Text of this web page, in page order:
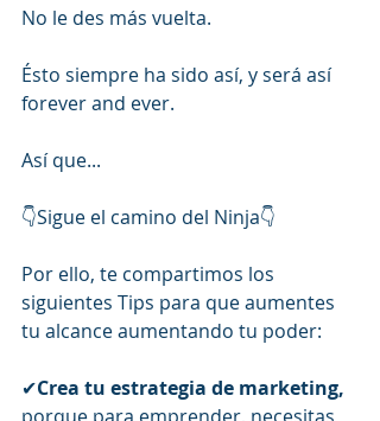
No le des más vuelta.
Ésto siempre ha sido así, y será así
forever and ever.
Así que...
👇Sigue el camino del Ninja👇
Por ello, te compartimos los
siguientes Tips para que aumentes
tu alcance aumentando tu poder:
✔Crea tu estrategia de marketing,
porque para emprender, necesitas